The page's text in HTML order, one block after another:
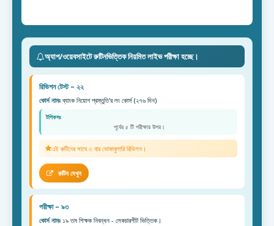
অ্যাপ/ওয়েবসাইটে রুটিনভিত্তিক নিয়মিত লাইভ পরীক্ষা হচ্ছে।
রিভিশন টেস্ট – ২২
কোর্স নামঃব্যাংক নিয়োগ প্রস্তুতি'র লং কোর্স (২৭৬ দিন)
টপিকসঃ
পূর্বের ৫ টি পরীক্ষার উপর।
এই রুটিনের সাথে ৩ বার ভোকাবুলারি রিভিশন।
রুটিন দেখুন
পরীক্ষা – ৯৩
কোর্স নামঃ ১৯ তম শিক্ষক নিবন্ধন - লেকচারশীট ভিত্তিক।